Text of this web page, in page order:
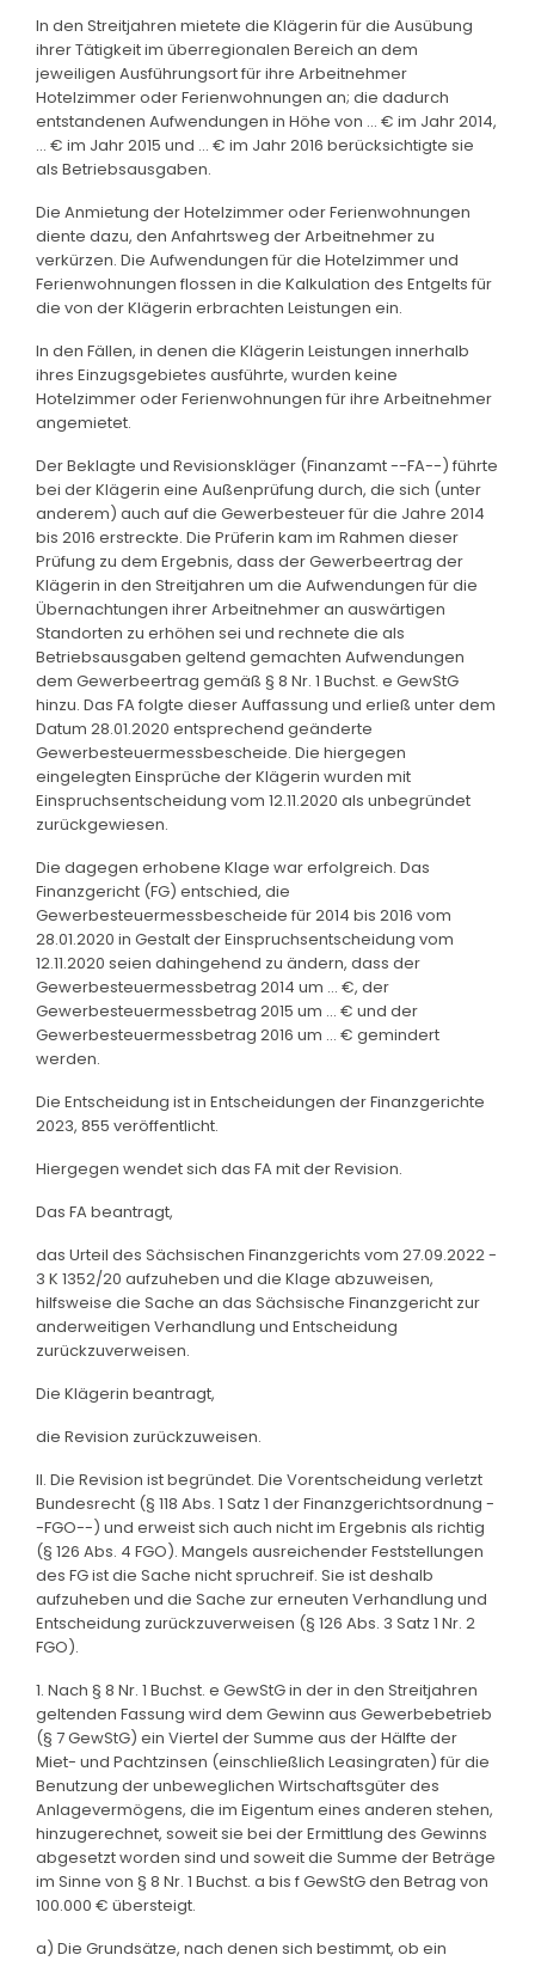
In den Streitjahren mietete die Klägerin für die Ausübung
ihrer Tätigkeit im überregionalen Bereich an dem
jeweiligen Ausführungsort für ihre Arbeitnehmer
Hotelzimmer oder Ferienwohnungen an; die dadurch
entstandenen Aufwendungen in Höhe von ... € im Jahr 2014,
... € im Jahr 2015 und ... € im Jahr 2016 berücksichtigte sie
als Betriebsausgaben.
Die Anmietung der Hotelzimmer oder Ferienwohnungen
diente dazu, den Anfahrtsweg der Arbeitnehmer zu
verkürzen. Die Aufwendungen für die Hotelzimmer und
Ferienwohnungen flossen in die Kalkulation des Entgelts für
die von der Klägerin erbrachten Leistungen ein.
In den Fällen, in denen die Klägerin Leistungen innerhalb
ihres Einzugsgebietes ausführte, wurden keine
Hotelzimmer oder Ferienwohnungen für ihre Arbeitnehmer
angemietet.
Der Beklagte und Revisionskläger (Finanzamt --FA--) führte
bei der Klägerin eine Außenprüfung durch, die sich (unter
anderem) auch auf die Gewerbesteuer für die Jahre 2014
bis 2016 erstreckte. Die Prüferin kam im Rahmen dieser
Prüfung zu dem Ergebnis, dass der Gewerbeertrag der
Klägerin in den Streitjahren um die Aufwendungen für die
Übernachtungen ihrer Arbeitnehmer an auswärtigen
Standorten zu erhöhen sei und rechnete die als
Betriebsausgaben geltend gemachten Aufwendungen
dem Gewerbeertrag gemäß § 8 Nr. 1 Buchst. e GewStG
hinzu. Das FA folgte dieser Auffassung und erließ unter dem
Datum 28.01.2020 entsprechend geänderte
Gewerbesteuermessbescheide. Die hiergegen
eingelegten Einsprüche der Klägerin wurden mit
Einspruchsentscheidung vom 12.11.2020 als unbegründet
zurückgewiesen.
Die dagegen erhobene Klage war erfolgreich. Das
Finanzgericht (FG) entschied, die
Gewerbesteuermessbescheide für 2014 bis 2016 vom
28.01.2020 in Gestalt der Einspruchsentscheidung vom
12.11.2020 seien dahingehend zu ändern, dass der
Gewerbesteuermessbetrag 2014 um ... €, der
Gewerbesteuermessbetrag 2015 um ... € und der
Gewerbesteuermessbetrag 2016 um ... € gemindert
werden.
Die Entscheidung ist in Entscheidungen der Finanzgerichte
2023, 855 veröffentlicht.
Hiergegen wendet sich das FA mit der Revision.
Das FA beantragt,
das Urteil des Sächsischen Finanzgerichts vom 27.09.2022 -
3 K 1352/20 aufzuheben und die Klage abzuweisen,
hilfsweise die Sache an das Sächsische Finanzgericht zur
anderweitigen Verhandlung und Entscheidung
zurückzuverweisen.
Die Klägerin beantragt,
die Revision zurückzuweisen.
II. Die Revision ist begründet. Die Vorentscheidung verletzt
Bundesrecht (§ 118 Abs. 1 Satz 1 der Finanzgerichtsordnung -
-FGO--) und erweist sich auch nicht im Ergebnis als richtig
(§ 126 Abs. 4 FGO). Mangels ausreichender Feststellungen
des FG ist die Sache nicht spruchreif. Sie ist deshalb
aufzuheben und die Sache zur erneuten Verhandlung und
Entscheidung zurückzuverweisen (§ 126 Abs. 3 Satz 1 Nr. 2
FGO).
1. Nach § 8 Nr. 1 Buchst. e GewStG in der in den Streitjahren
geltenden Fassung wird dem Gewinn aus Gewerbebetrieb
(§ 7 GewStG) ein Viertel der Summe aus der Hälfte der
Miet- und Pachtzinsen (einschließlich Leasingraten) für die
Benutzung der unbeweglichen Wirtschaftsgüter des
Anlagevermögens, die im Eigentum eines anderen stehen,
hinzugerechnet, soweit sie bei der Ermittlung des Gewinns
abgesetzt worden sind und soweit die Summe der Beträge
im Sinne von § 8 Nr. 1 Buchst. a bis f GewStG den Betrag von
100.000 € übersteigt.
a) Die Grundsätze, nach denen sich bestimmt, ob ein